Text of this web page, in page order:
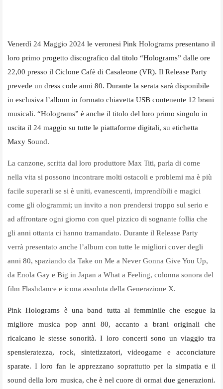
Venerdì 24 Maggio 2024 le veronesi Pink Holograms presentano il
loro primo progetto discografico dal titolo “Holograms” dalle ore
22,00 presso il Ciclone Cafè di Casaleone (VR). Il Release Party
prevede un dress code anni 80. Durante la serata sarà disponibile
in esclusiva l’album in formato chiavetta USB contenente 12 brani
musicali. “Holograms” è anche il titolo del loro primo singolo in
uscita il 24 maggio su tutte le piattaforme digitali, su etichetta
Maxy Sound.
La canzone, scritta dal loro produttore Max Titi, parla di come
nella vita si possono incontrare molti ostacoli e problemi ma è più
facile superarli se si è uniti, evanescenti, imprendibili e magici
come gli ologrammi; un invito a non prendersi troppo sul serio e
ad affrontare ogni giorno con quel pizzico di sognante follia che
gli anni ottanta ci hanno tramandato. Durante il Release Party
verrà presentato anche l’album con tutte le migliori cover degli
anni 80, spaziando da Take on Me a Never Gonna Give You Up,
da Enola Gay e Big in Japan a What a Feeling, colonna sonora del
film Flashdance e icona assoluta della Generazione X.
Pink Holograms è una band tutta al femminile che esegue la
migliore musica pop anni 80, accanto a brani originali che
ricalcano le stesse sonorità. I loro concerti sono un viaggio tra
spensieratezza, rock, sintetizzatori, videogame e acconciature
sparate. I loro fan le apprezzano soprattutto per la simpatia e il
sound della loro musica, che è nel cuore di ormai due generazioni.